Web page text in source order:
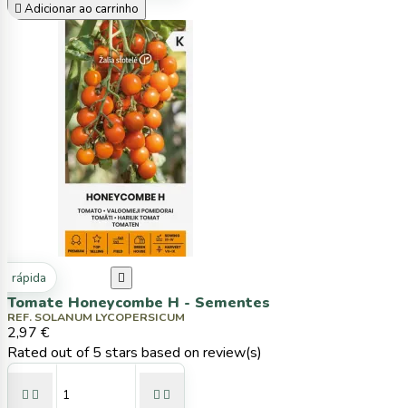
 Adicionar ao carrinho
rápida 
Tomate Honeycombe H - Sementes
REF. SOLANUM LYCOPERSICUM
2,97 €
Rated out of 5 stars based on review(s)
   